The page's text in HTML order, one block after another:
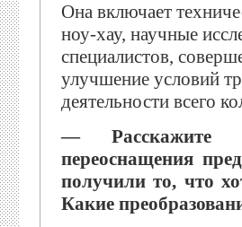
Она включает
ноу-хау, научные
специалистов,
улучшение условий
деятельности всего
— Расскажите
переоснащения
получили то, что
Какие